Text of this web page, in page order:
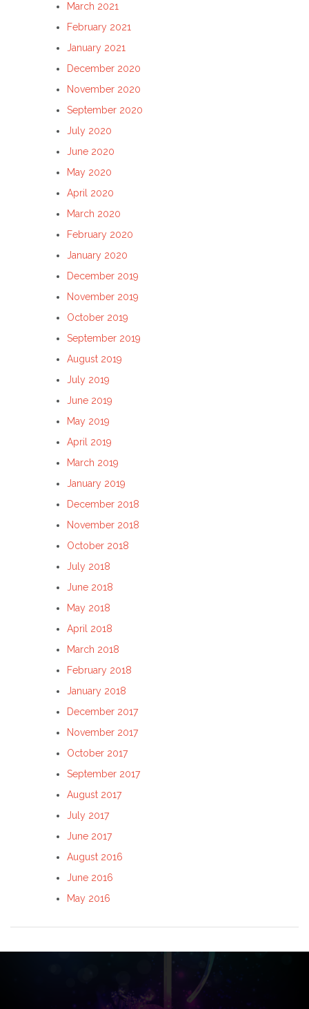
March 2021
February 2021
January 2021
December 2020
November 2020
September 2020
July 2020
June 2020
May 2020
April 2020
March 2020
February 2020
January 2020
December 2019
November 2019
October 2019
September 2019
August 2019
July 2019
June 2019
May 2019
April 2019
March 2019
January 2019
December 2018
November 2018
October 2018
July 2018
June 2018
May 2018
April 2018
March 2018
February 2018
January 2018
December 2017
November 2017
October 2017
September 2017
August 2017
July 2017
June 2017
August 2016
June 2016
May 2016